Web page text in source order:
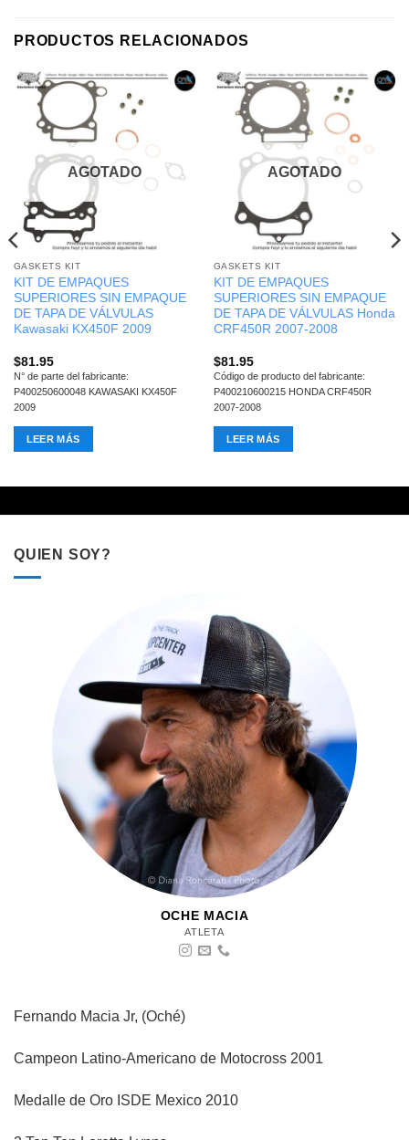
PRODUCTOS RELACIONADOS
AGOTADO
GASKETS KIT
KIT DE EMPAQUES
SUPERIORES SIN EMPAQUE
DE TAPA DE VÁLVULAS
Kawasaki KX450F 2009
$81.95
N° de parte del fabricante:
P400250600048 KAWASAKI KX450F
2009
LEER MÁS
AGOTADO
GASKETS KIT
KIT DE EMPAQUES
SUPERIORES SIN EMPAQUE
DE TAPA DE VÁLVULAS Honda
CRF450R 2007-2008
$81.95
Código de producto del fabricante:
P400210600215 HONDA CRF450R
2007-2008
LEER MÁS
QUIEN SOY?
OCHE MACIA
ATLETA
Fernando Macia Jr, (Oché)
Campeon Latino-Americano de Motocross 2001
Medalle de Oro ISDE Mexico 2010